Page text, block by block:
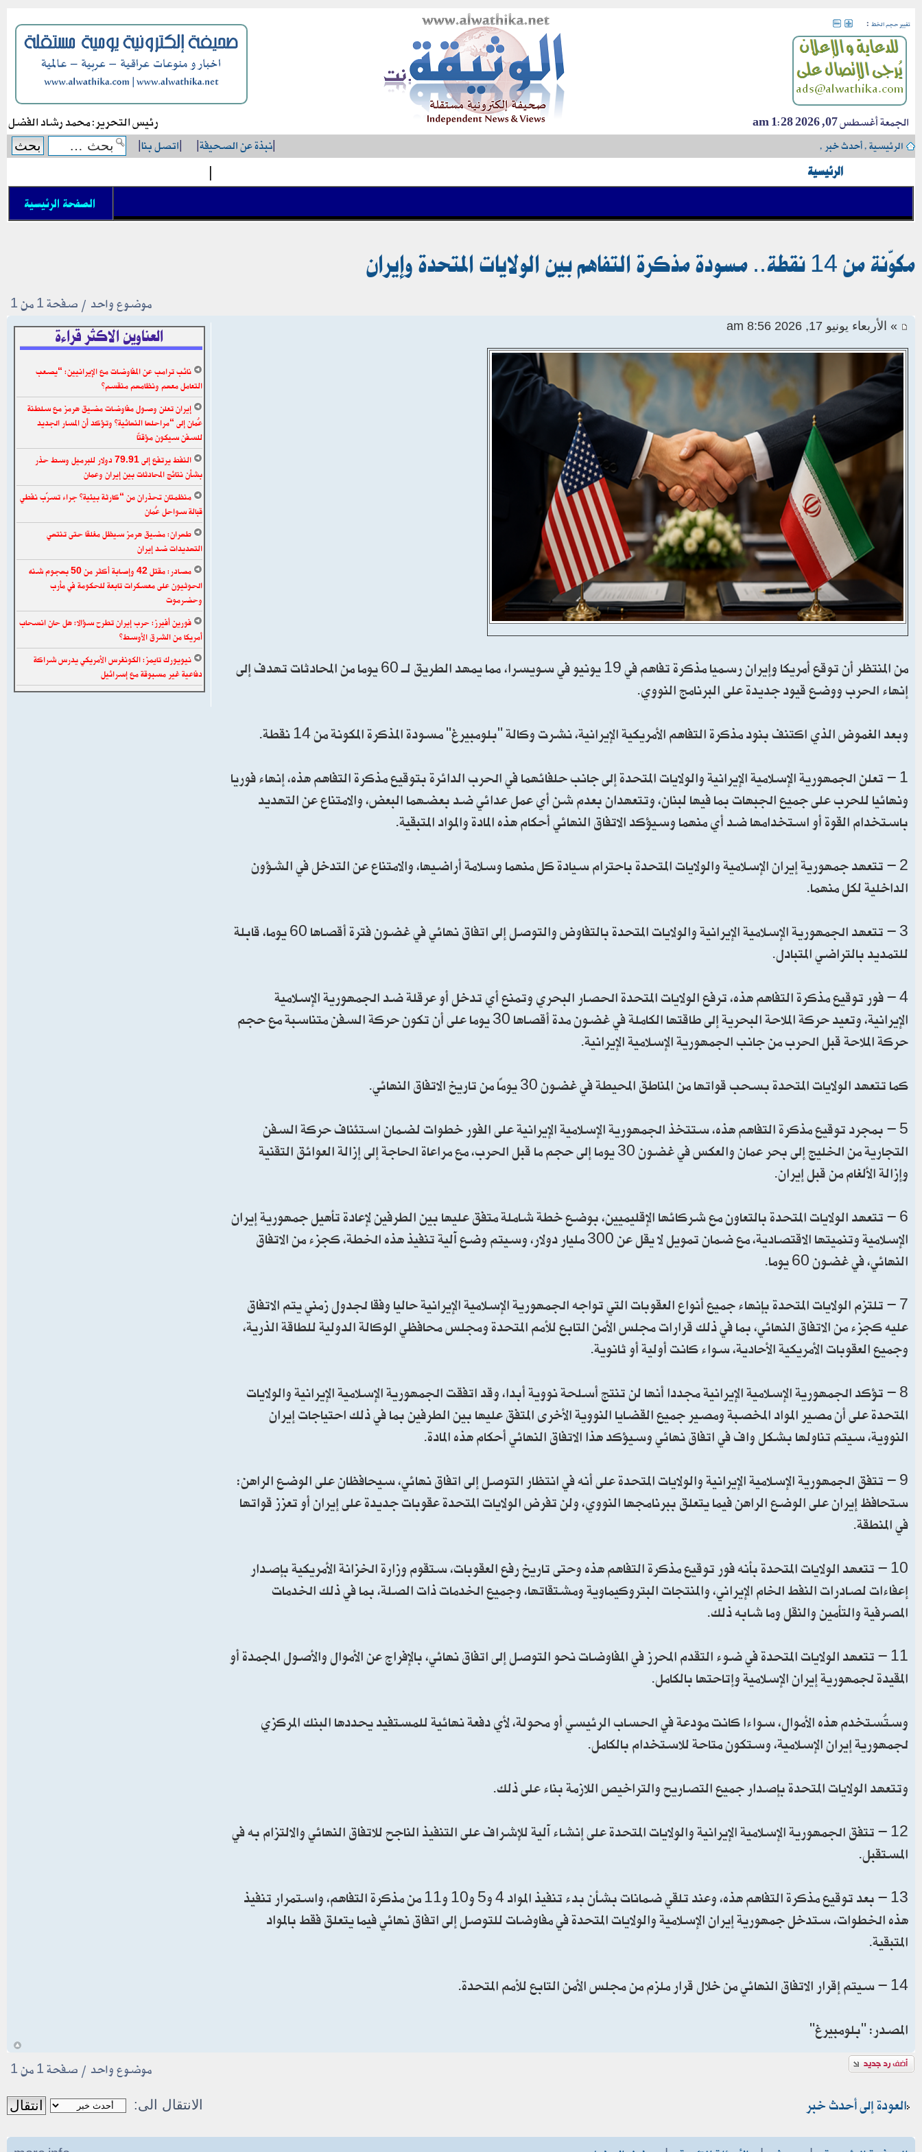
تغيير حجم الخط :
الجمعة أغسطس 07, 2026 1:28 am رئيس التحرير: محمد رشاد الفضل
الرئيسية›أحدث خبر›
|نبذة عن الصحيفة|
|اتصل بنا|
الرئيسية |
الصفحة الرئيسية
مكوّنة من 14 نقطة.. مسودة مذكرة التفاهم بين الولايات المتحدة وإيران
موضوع واحد • صفحة1من1
» الأربعاء يونيو 17, 2026 8:56 am
من المنتظر أن توقع أمريكا وإيران رسميا مذكرة تفاهم في 19 يونيو في سويسرا، مما يمهد الطريق لـ 60 يوما من المحادثات تهدف إلى
إنهاء الحرب ووضع قيود جديدة على البرنامج النووي.
وبعد الغموض الذي اكتنف بنود مذكرة التفاهم الأمريكية الإيرانية، نشرت وكالة "بلومبيرغ" مسودة المذكرة المكونة من 14 نقطة.
1 - تعلن الجمهورية الإسلامية الإيرانية والولايات المتحدة إلى جانب حلفائهما في الحرب الدائرة بتوقيع مذكرة التفاهم هذه، إنهاء فوريا
ونهائيا للحرب على جميع الجبهات بما فيها لبنان، وتتعهدان بعدم شن أي عمل عدائي ضد بعضهما البعض، والامتناع عن التهديد
باستخدام القوة أو استخدامها ضد أي منهما وسيؤكد الاتفاق النهائي أحكام هذه المادة والمواد المتبقية.
2 - تتعهد جمهورية إيران الإسلامية والولايات المتحدة باحترام سيادة كل منهما وسلامة أراضيها، والامتناع عن التدخل في الشؤون
الداخلية لكل منهما.
3 - تتعهد الجمهورية الإسلامية الإيرانية والولايات المتحدة بالتفاوض والتوصل إلى اتفاق نهائي في غضون فترة أقصاها 60 يوما، قابلة
للتمديد بالتراضي المتبادل.
4 - فور توقيع مذكرة التفاهم هذه، ترفع الولايات المتحدة الحصار البحري وتمنع أي تدخل أو عرقلة ضد الجمهورية الإسلامية
الإيرانية، وتعيد حركة الملاحة البحرية إلى طاقتها الكاملة في غضون مدة أقصاها 30 يوما على أن تكون حركة السفن متناسبة مع حجم
حركة الملاحة قبل الحرب من جانب الجمهورية الإسلامية الإيرانية.
كما تتعهد الولايات المتحدة بسحب قواتها من المناطق المحيطة في غضون 30 يومًا من تاريخ الاتفاق النهائي.
5 - بمجرد توقيع مذكرة التفاهم هذه، ستتخذ الجمهورية الإسلامية الإيرانية على الفور خطوات لضمان استئناف حركة السفن
التجارية من الخليج إلى بحر عمان والعكس في غضون 30 يوما إلى حجم ما قبل الحرب، مع مراعاة الحاجة إلى إزالة العوائق التقنية
وإزالة الألغام من قبل إيران.
6 - تتعهد الولايات المتحدة بالتعاون مع شركائها الإقليميين، بوضع خطة شاملة متفق عليها بين الطرفين لإعادة تأهيل جمهورية إيران
الإسلامية وتنميتها الاقتصادية، مع ضمان تمويل لا يقل عن 300 مليار دولار، وسيتم وضع آلية تنفيذ هذه الخطة، كجزء من الاتفاق
النهائي، في غضون 60 يوما.
7 - تلتزم الولايات المتحدة بإنهاء جميع أنواع العقوبات التي تواجه الجمهورية الإسلامية الإيرانية حاليا وفقا لجدول زمني يتم الاتفاق
عليه كجزء من الاتفاق النهائي، بما في ذلك قرارات مجلس الأمن التابع للأمم المتحدة ومجلس محافظي الوكالة الدولية للطاقة الذرية،
وجميع العقوبات الأمريكية الأحادية، سواء كانت أولية أو ثانوية.
8 - تؤكد الجمهورية الإسلامية الإيرانية مجددا أنها لن تنتج أسلحة نووية أبدا، وقد اتفقت الجمهورية الإسلامية الإيرانية والولايات
المتحدة على أن مصير المواد المخصبة ومصير جميع القضايا النووية الأخرى المتفق عليها بين الطرفين بما في ذلك احتياجات إيران
النووية، سيتم تناولها بشكل واف في اتفاق نهائي وسيؤكد هذا الاتفاق النهائي أحكام هذه المادة.
9 - تتفق الجمهورية الإسلامية الإيرانية والولايات المتحدة على أنه في انتظار التوصل إلى اتفاق نهائي، سيحافظان على الوضع الراهن:
ستحافظ إيران على الوضع الراهن فيما يتعلق ببرنامجها النووي، ولن تفرض الولايات المتحدة عقوبات جديدة على إيران أو تعزز قواتها
في المنطقة.
10 - تتعهد الولايات المتحدة بأنه فور توقيع مذكرة التفاهم هذه وحتى تاريخ رفع العقوبات، ستقوم وزارة الخزانة الأمريكية بإصدار
إعفاءات لصادرات النفط الخام الإيراني، والمنتجات البتروكيماوية ومشتقاتها، وجميع الخدمات ذات الصلة، بما في ذلك الخدمات
المصرفية والتأمين والنقل وما شابه ذلك.
11 - تتعهد الولايات المتحدة في ضوء التقدم المحرز في المفاوضات نحو التوصل إلى اتفاق نهائي، بالإفراج عن الأموال والأصول المجمدة أو
المقيدة لجمهورية إيران الإسلامية وإتاحتها بالكامل.
وستُستخدم هذه الأموال، سواءا كانت مودعة في الحساب الرئيسي أو محولة، لأي دفعة نهائية للمستفيد يحددها البنك المركزي
لجمهورية إيران الإسلامية، وستكون متاحة للاستخدام بالكامل.
وتتعهد الولايات المتحدة بإصدار جميع التصاريح والتراخيص اللازمة بناء على ذلك.
12 - تتفق الجمهورية الإسلامية الإيرانية والولايات المتحدة على إنشاء آلية للإشراف على التنفيذ الناجح للاتفاق النهائي والالتزام به في
المستقبل.
13 - بعد توقيع مذكرة التفاهم هذه، وعند تلقي ضمانات بشأن بدء تنفيذ المواد 4 و5 و10 و11 من مذكرة التفاهم، واستمرار تنفيذ
هذه الخطوات، ستدخل جمهورية إيران الإسلامية والولايات المتحدة في مفاوضات للتوصل إلى اتفاق نهائي فيما يتعلق فقط بالمواد
المتبقية.
14 - سيتم إقرار الاتفاق النهائي من خلال قرار ملزم من مجلس الأمن التابع للأمم المتحدة.
المصدر: "بلومبيرغ"
العناوين الاكثر قراءة
نائب ترامب عن المفاوضات مع الإيرانيين: “يصعب
التعامل معهم ونظامهم منقسم”
إيران تعلن وصول مفاوضات مضيق هرمز مع سلطنة
عُمان إلى “مراحلها النهائية” وتؤكد أن المسار الجديد
للسفن سيكون مؤقتًا
النفط يرتفع إلى 79.91 دولار للبرميل وسط حذر
بشأن نتائج المحادثات بين إيران وعمان
منظمتان تحذران من “كارثة بيئية” جراء تسرّب نفطي
قبالة سواحل عُمان
طهران: مضيق هرمز سيظل مغلقا حتى تنتهي
التهديدات ضد إيران
مصادر: مقتل 42 وإصابة أكثر من 50 بهجوم شنه
الحوثيون على معسكرات تابعة للحكومة في مأرب
وحضرموت
فورين أفيرز: حرب إيران تطرح سؤالا: هل حان انسحاب
أمريكا من الشرق الأوسط؟
نيويورك تايمز: الكونغرس الأمريكي يدرس شراكة
دفاعية غير مسبوقة مع إسرائيل
إضافة رد موضوع واحد • صفحة1من1
العودة إلى أحدث خبر الانتقال الى: